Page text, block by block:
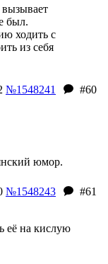
был.
ходить с
из себя
№1548241
#60
юмор.
№1548243
#61
её на кислую